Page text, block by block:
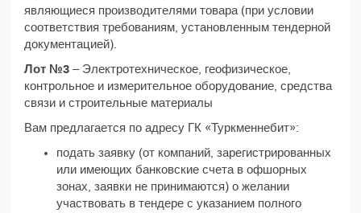
являющиеся производителями товара (при условии
соответствия требованиям, установленным тендерной
документацией).
Лот №3 – Электротехническое, геофизическое,
контрольное и измерительное оборудование, средства
связи и строительные материалы
Вам предлагается по адресу ГК «Туркменнебит»:
подать заявку (от компаний, зарегистрированных
или имеющих банковские счета в офшорных
зонах, заявки не принимаются) о желании
участвовать в тендере с указанием полного